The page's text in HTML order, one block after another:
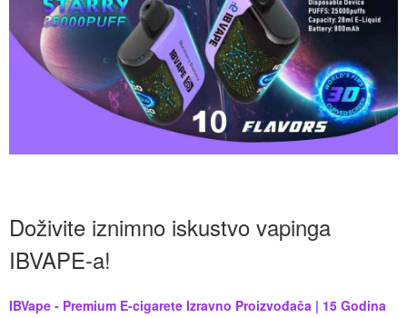
Doživite iznimno iskustvo vapinga
IBVAPE-a!
IBVape - Premium E-cigarete Izravno Proizvođača | 15 Godina